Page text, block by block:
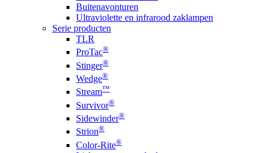
Buitenavonturen
Ultraviolette en infrarood zaklampen
Serie producten
TLR
ProTac®
Stinger®
Wedge®
Stream™
Survivor®
Sidewinder®
Strion®
Color-Rite®